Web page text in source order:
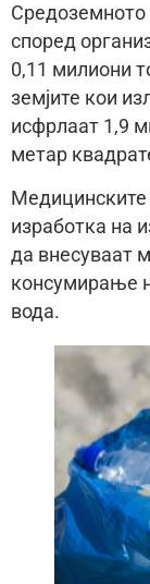
Средоземното
според
0,11 милиони
земјите кои
исфрлаат 1,9
метар
Медицинските
изработка на
да внесуваат
консумирање
вода.